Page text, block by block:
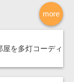
more
を多灯コーディ